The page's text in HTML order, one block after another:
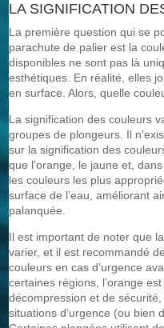
LA SIGNIFICATION
La première question qui se
parachute de palier est la
disponibles ne sont pas là
esthétiques. En réalité, elles
en surface. Alors, quelle
La signification des couleurs
groupes de plongeurs. Il
sur la signification des
que l’orange, le jaune et,
les couleurs les plus
surface de l’eau, améliorant
palanquée.
Il est important de noter que
varier, et il est recommandé
couleurs en cas d’urgence
certaines régions, l’orange
décompression et de
situations d’urgence (ou bien